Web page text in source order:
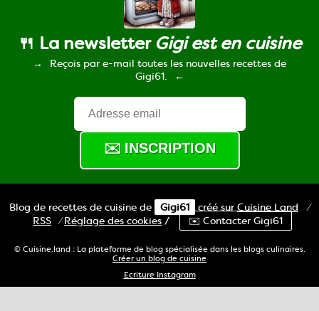
🍴 La newsletter Gigi est en cuisine
Reçois par e-mail toutes les nouvelles recettes de
Gigi61.
Blog de recettes de cuisine de Gigi61 créé sur Cuisine Land
⁄
RSS ⁄Réglage des cookies / ✉️ Contacter Gigi61
© Cuisine.land : La plateforme de blog spécialisée dans les blogs culinaires.
Créer un blog de cuisine
Ecriture Instagram